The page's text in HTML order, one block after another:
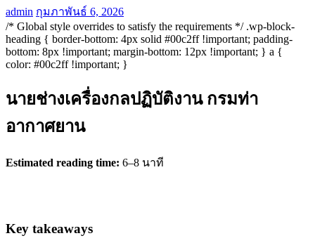
admin กุมภาพันธ์ 6, 2026
/* Global style overrides to satisfy the requirements */ .wp-block-
heading { border-bottom: 4px solid #00c2ff !important; padding-
bottom: 8px !important; margin-bottom: 12px !important; } a {
color: #00c2ff !important; }
นายช่างเครื่องกลปฏิบัติงาน กรมท่า
อากาศยาน
Estimated reading time: 6–8 นาที
Key takeaways